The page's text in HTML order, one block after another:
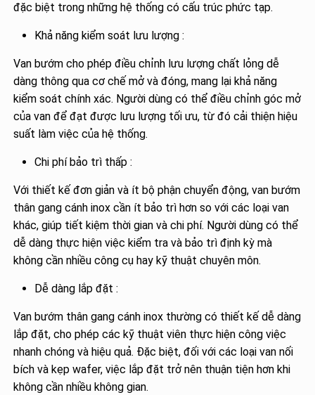
đặc biệt trong những hệ thống có cấu trúc phức tạp.
Khả năng kiểm soát lưu lượng :
Van bướm cho phép điều chỉnh lưu lượng chất lỏng dễ
dàng thông qua cơ chế mở và đóng, mang lại khả năng
kiểm soát chính xác. Người dùng có thể điều chỉnh góc mở
của van để đạt được lưu lượng tối ưu, từ đó cải thiện hiệu
suất làm việc của hệ thống.
Chi phí bảo trì thấp :
Với thiết kế đơn giản và ít bộ phận chuyển động, van bướm
thân gang cánh inox cần ít bảo trì hơn so với các loại van
khác, giúp tiết kiệm thời gian và chi phí. Người dùng có thể
dễ dàng thực hiện việc kiểm tra và bảo trì định kỳ mà
không cần nhiều công cụ hay kỹ thuật chuyên môn.
Dễ dàng lắp đặt :
Van bướm thân gang cánh inox thường có thiết kế dễ dàng
lắp đặt, cho phép các kỹ thuật viên thực hiện công việc
nhanh chóng và hiệu quả. Đặc biệt, đối với các loại van nối
bích và kẹp wafer, việc lắp đặt trở nên thuận tiện hơn khi
không cần nhiều không gian.